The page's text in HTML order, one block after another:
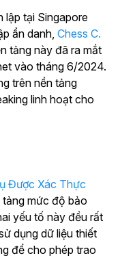
lập tại Singapore
ẩn danh, Chess C.
tảng này đã ra mắt
vào tháng 6/2024.
trên nền tảng
linh hoạt cho
Được Xác Thực
tảng mức độ bảo
yếu tố này đều rất
dụng dữ liệu thiết
để cho phép trao